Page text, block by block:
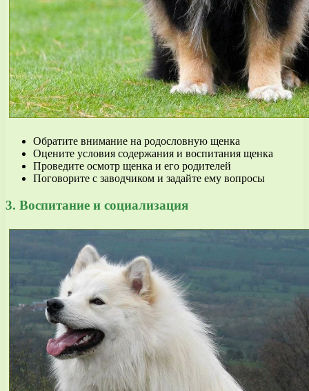
Обратите внимание на родословную щенка
Оцените условия содержания и воспитания щенка
Проведите осмотр щенка и его родителей
Поговорите с заводчиком и задайте ему вопросы
3. Воспитание и социализация